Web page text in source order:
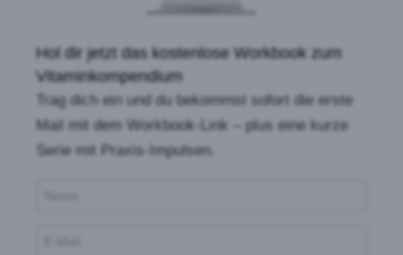
Hol dir jetzt das kostenlose Workbook zum
Vitaminkompendium
Trag dich ein und du bekommst sofort die erste
Mail mit dem Workbook-Link – plus eine kurze
Serie mit Praxis-Impulsen.